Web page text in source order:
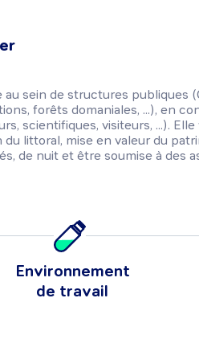
sein de structures publiques
forêts domaniales, ...), en
scientifiques, visiteurs, ...).
littoral, mise en valeur du
de nuit et être soumise à des
Environnement
de travail